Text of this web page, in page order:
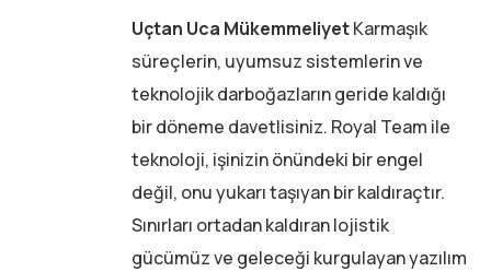
Uçtan Uca MükemmeliyetKarmaşık
süreçlerin, uyumsuz sistemlerin ve
teknolojik darboğazların geride kaldığı
bir döneme davetlisiniz. Royal Team ile
teknoloji, işinizin önündeki bir engel
değil, onu yukarı taşıyan bir kaldıraçtır.
Sınırları ortadan kaldıran lojistik
gücümüz ve geleceği kurgulayan yazılım